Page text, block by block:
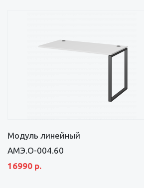
Модуль линейный
АМЭ.О-004.60
16990 р.